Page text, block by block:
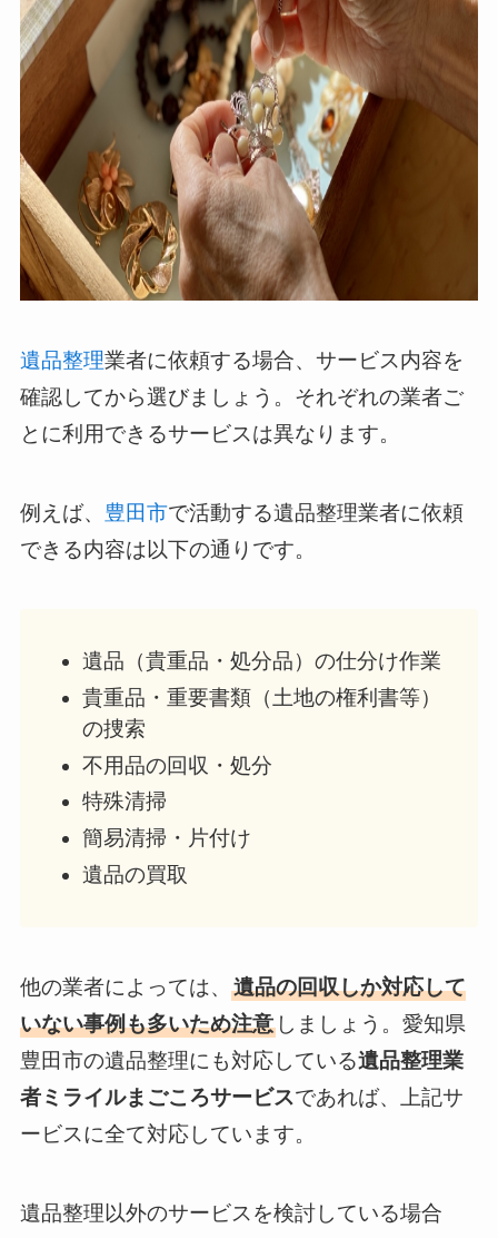
遺品整理業者に依頼する場合、サービス内容を
確認してから選びましょう。それぞれの業者ご
とに利用できるサービスは異なります。
例えば、 豊田市で活動する遺品整理業者に依頼
できる内容は以下の通りです。
遺品（貴重品・処分品）の仕分け作業
貴重品・重要書類（土地の権利書等）
の捜索
不用品の回収・処分
特殊清掃
簡易清掃・片付け
遺品の買取
他の業者によっては、 遺品の回収しか対応して
いない事例も多いため注意しましょう。愛知県
豊田市の遺品整理にも対応している遺品整理業
者ミライルまごころサービスであれば、上記サ
ービスに全て対応しています。
遺品整理以外のサービスを検討している場合